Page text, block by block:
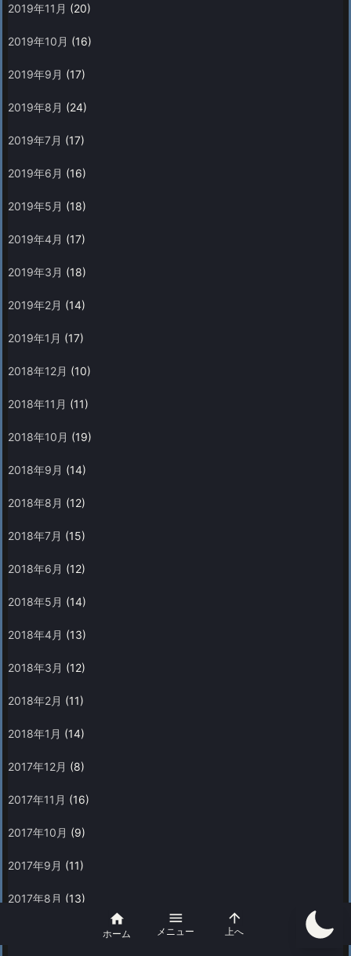
2019年11月 (20)
2019年10月 (16)
2019年9月 (17)
2019年8月 (24)
2019年7月 (17)
2019年6月 (16)
2019年5月 (18)
2019年4月 (17)
2019年3月 (18)
2019年2月 (14)
2019年1月 (17)
2018年12月 (10)
2018年11月 (11)
2018年10月 (19)
2018年9月 (14)
2018年8月 (12)
2018年7月 (15)
2018年6月 (12)
2018年5月 (14)
2018年4月 (13)
2018年3月 (12)
2018年2月 (11)
2018年1月 (14)
2017年12月 (8)
2017年11月 (16)
2017年10月 (9)
2017年9月 (11)
2017年8月 (13)

ホーム

メニュー

上へ